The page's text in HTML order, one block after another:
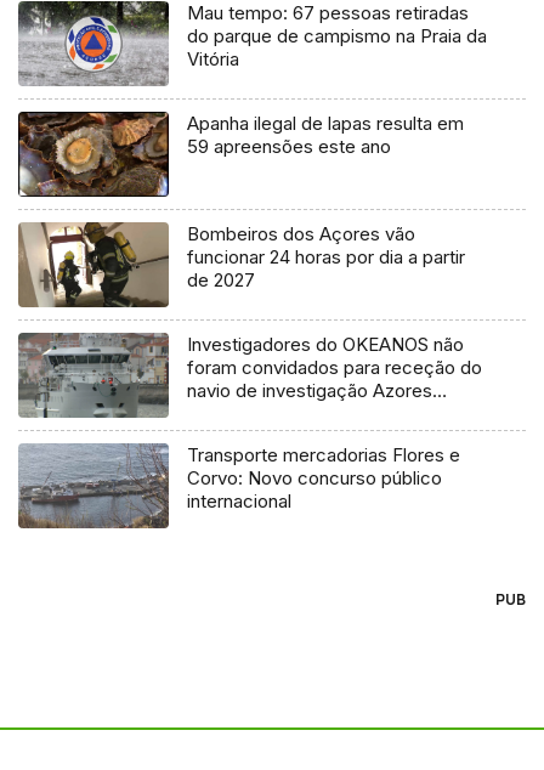
Mau tempo: 67 pessoas retiradas
do parque de campismo na Praia da
Vitória
Apanha ilegal de lapas resulta em
59 apreensões este ano
Bombeiros dos Açores vão
funcionar 24 horas por dia a partir
de 2027
Investigadores do OKEANOS não
foram convidados para receção do
navio de investigação Azores
Transporte mercadorias Flores e
Corvo: Novo concurso público
internacional
PUB